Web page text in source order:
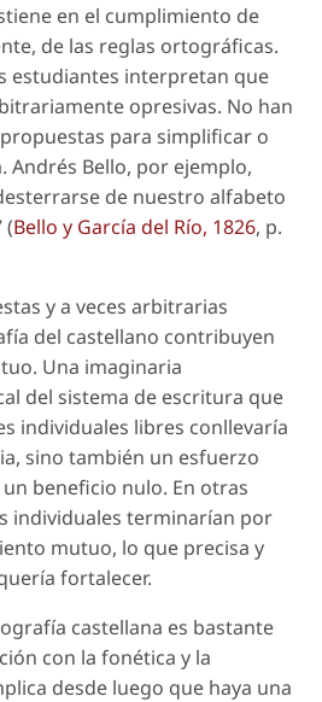
en el cumplimiento de
de las reglas ortográficas.
estudiantes interpretan que
opresivas. No han
para simplificar o
Andrés Bello, por ejemplo,
de nuestro alfabeto
(Bello y García del Río, 1826, p.
y a veces arbitrarias
del castellano contribuyen
Una imaginaria
del sistema de escritura que
individuales libres conllevaría
sino también un esfuerzo
beneficio nulo. En otras
individuales terminarían por
mutuo, lo que precisa y
fortalecer.
castellana es bastante
con la fonética y la
desde luego que haya una